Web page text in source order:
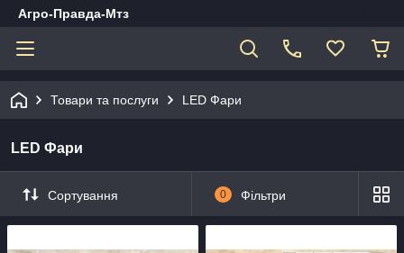
Агро-Правда-Мтз
Товари та послуги LED Фари
LED Фари
Сортування 0 Фільтри